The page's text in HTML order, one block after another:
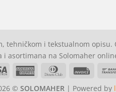
tehničkom i tekstualnom
i asortimana na Solomaher
Visa
American Dinners
Invoice
© SOLOMAHER| Powered by